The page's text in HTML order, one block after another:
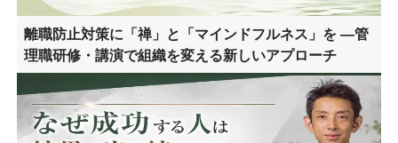
離職防止対策に「禅」と「マインドフルネス」を ―管
理職研修・講演で組織を変える新しいアプローチ